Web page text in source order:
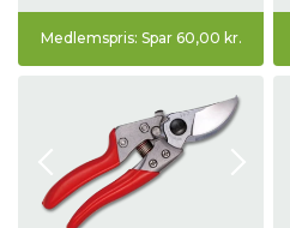
Medlemspris: Spar 60,00 kr.